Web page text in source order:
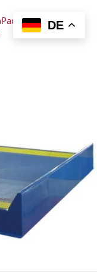
News
DE